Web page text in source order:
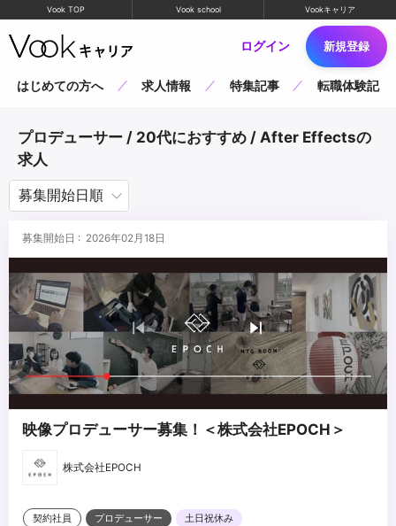
Vook TOP Vook school Vookキャリア
ログイン 新規登録
はじめての方へ 求人情報 特集記事 転職体験記
プロデューサー / 20代におすすめ / After Effectsの
求人
募集開始日 : 2026年02月18日
映像プロデューサー募集！＜株式会社EPOCH＞
株式会社EPOCH
契約社員 プロデューサー 土日祝休み